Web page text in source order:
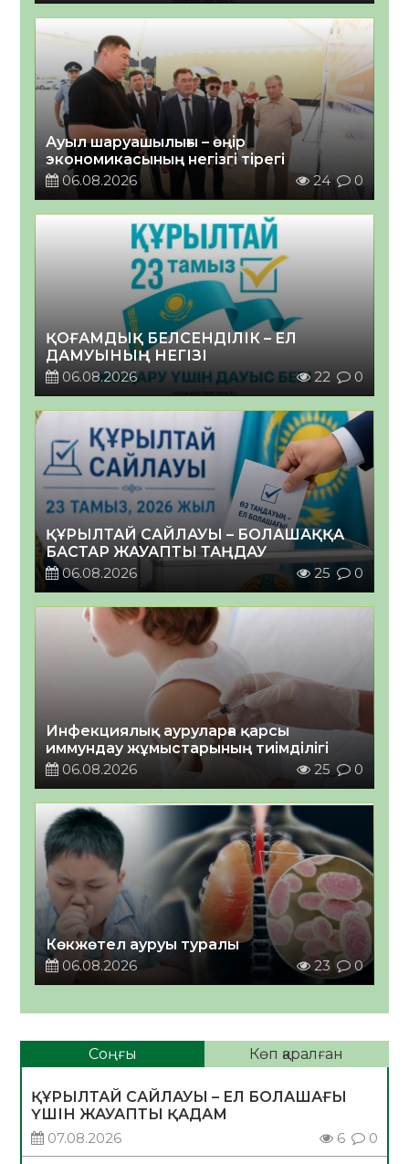
Ауыл шаруашылығы – өңір
экономикасының негізгі тірегі
06.08.2026
24 0
ҚОҒАМДЫҚ БЕЛСЕНДІЛІК – ЕЛ
ДАМУЫНЫҢ НЕГІЗІ
06.08.2026
22 0
ҚҰРЫЛТАЙ САЙЛАУЫ – БОЛАШАҚҚА
БАСТАР ЖАУАПТЫ ТАҢДАУ
06.08.2026
25 0
Инфекциялық ауруларға қарсы
иммундау жұмыстарының тиімділігі
06.08.2026
25 0
Көкжөтел ауруы туралы
06.08.2026
23 0
Соңғы Көп қаралған
ҚҰРЫЛТАЙ САЙЛАУЫ – ЕЛ БОЛАШАҒЫ
ҮШІН ЖАУАПТЫ ҚАДАМ
07.08.2026
6 0